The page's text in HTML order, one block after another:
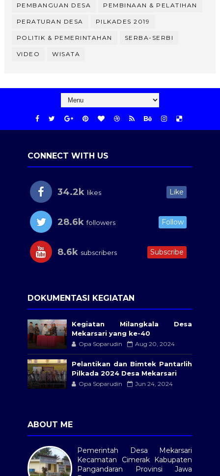
PEMBANGUAN DESA PEMBINAAN & PELATIHAN
PERATURAN DESA PILKADES 2019
POLITIK & PEMERINTAHAN SERBA-SERBI
VIDEO WISATA
CONNECT WITH US
34.2k likes Like
28.6k followers Follow
8.6k subscribers Subscribe
DOKUMENTASI KEGIATAN
Kegiatan Milangkala Desa
Mekarsari yang ke-40
Opa Soparudin Aug 20, 2024
Pelantikan dan Bimtek Pantarlih
Pilkada 2024 Desa Mekarsari
Opa Soparudin Jun 24, 2024
ABOUT ME
Pemerintah Desa Mekarsari
Kecamatan Cimerak Kabupaten
Pangandaran Provinsi Jawa